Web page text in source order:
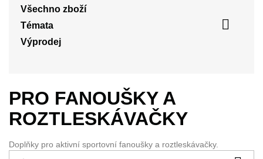
Všechno zboží
Témata

Výprodej
PRO FANOUŠKY A
ROZTLESKÁVAČKY
Doplňky pro aktivní sportovní fanoušky a roztleskávačky.